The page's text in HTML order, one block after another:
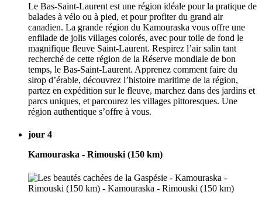
Le Bas-Saint-Laurent est une région idéale pour la pratique de
balades à vélo ou à pied, et pour profiter du grand air
canadien. La grande région du Kamouraska vous offre une
enfilade de jolis villages colorés, avec pour toile de fond le
magnifique fleuve Saint-Laurent. Respirez l’air salin tant
recherché de cette région de la Réserve mondiale de bon
temps, le Bas-Saint-Laurent. Apprenez comment faire du
sirop d’érable, découvrez l’histoire maritime de la région,
partez en expédition sur le fleuve, marchez dans des jardins et
parcs uniques, et parcourez les villages pittoresques. Une
région authentique s’offre à vous.
jour 4
Kamouraska - Rimouski (150 km)